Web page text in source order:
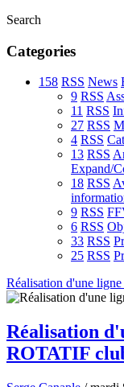
Search
Categories
158 RSS News
9 RSS
11 RSS
27 RSS
4 RSS
13 RSS
Expand/
18 RSS
9 RSS
6 RSS
33 RSS
25 RSS
Réalisation d'une
Réalisation
ROTATIF